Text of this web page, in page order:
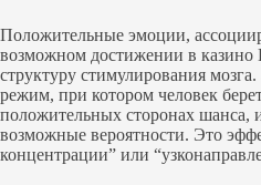
Положительные эмоции,
возможном достижении в казино
структуру стимулирования
режим, при котором человек
положительных сторонах шанса,
возможные вероятности. Это
концентрации” или